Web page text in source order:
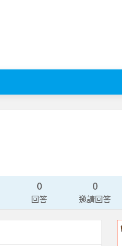
0
回答
0
邀請回答